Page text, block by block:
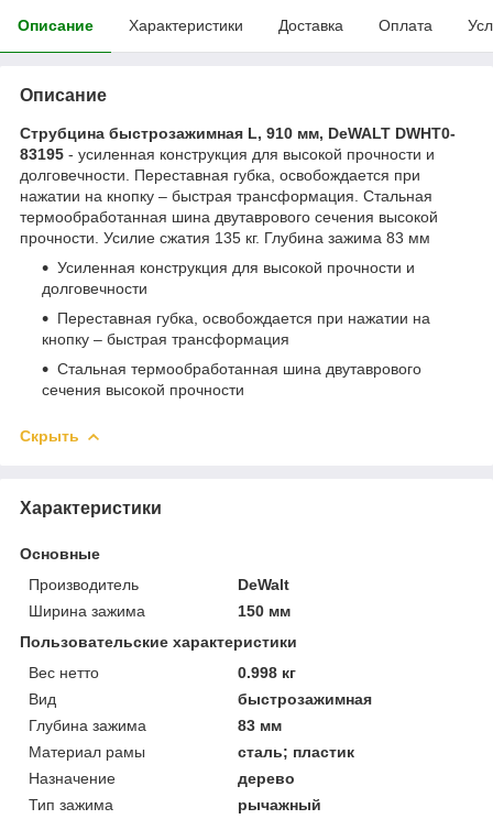
Описание Характеристики Доставка Оплата
Описание
Струбцина быстрозажимная L, 910 мм, DeWALT DWHT0-
83195 - усиленная конструкция для высокой прочности и
долговечности. Переставная губка, освобождается при
нажатии на кнопку – быстрая трансформация. Стальная
термообработанная шина двутаврового сечения высокой
прочности. Усилие сжатия 135 кг. Глубина зажима 83 мм
Усиленная конструкция для высокой прочности и
долговечности
Переставная губка, освобождается при нажатии на
кнопку – быстрая трансформация
Стальная термообработанная шина двутаврового
сечения высокой прочности
Скрыть
Характеристики
Основные
Производитель
DeWalt
Ширина зажима
150 мм
Пользовательские характеристики
Вес нетто
0.998 кг
Вид
быстрозажимная
Глубина зажима
83 мм
Материал рамы
сталь; пластик
Назначение
дерево
Тип зажима
рычажный